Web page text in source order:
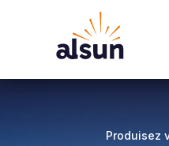
Produisez